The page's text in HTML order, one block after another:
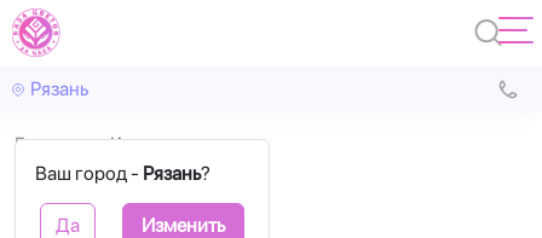
Рязань
Ваш город - Рязань?
Да Изменить
Главная Кения
Кенийские розы